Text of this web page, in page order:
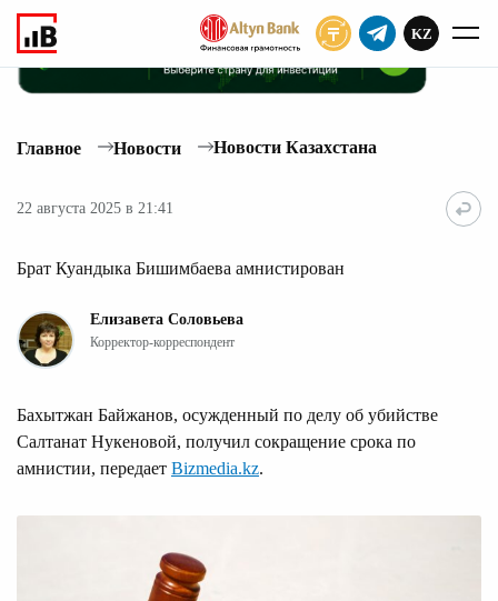
KZ
Главное Новости Новости Казахстана
22 августа 2025 в 21:41
Брат Куандыка Бишимбаева амнистирован
Елизавета Соловьева
Корректор-корреспондент
Бахытжан Байжанов, осужденный по делу об убийстве
Салтанат Нукеновой, получил сокращение срока по
амнистии, передает Bizmedia.kz.